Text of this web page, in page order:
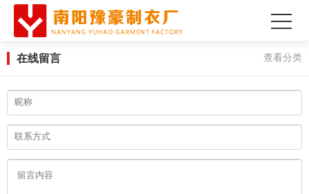
在线留言 查看分类